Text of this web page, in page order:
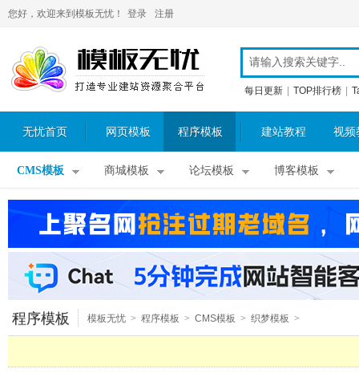
您好，欢迎来到模板无忧！ 登录 注册
每日更新 TOP排行榜
无忧首页 网页模板 程序模板 建站教程 视频
CMS模板 商城模板 论坛模板 博客模板
程序模板 模板无忧 > 程序模板 > CMS模板 > 织梦模板 >